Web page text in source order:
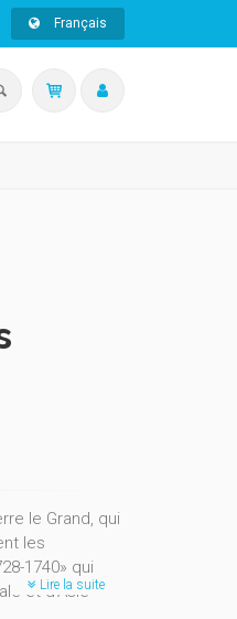
Français
le Grand, qui
les
1740» qui
et d'Asie
Lire la suite